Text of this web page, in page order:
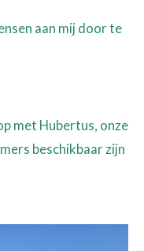
aan mij door te
met Hubertus, onze
beschikbaar zijn